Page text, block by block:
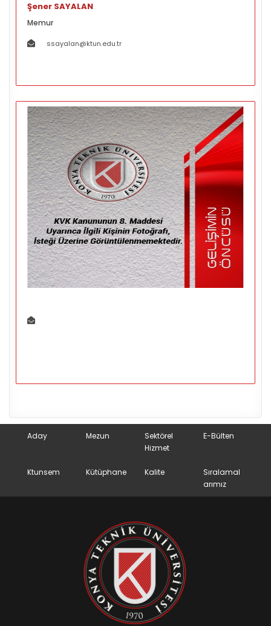
Şener SAYALAN
Memur
ssayalan@ktun.edu.tr
Aday Mezun
Sektörel
Hizmet
E-Bülten
Ktunsem Kütüphane Kalite
Sıralamal
arımız